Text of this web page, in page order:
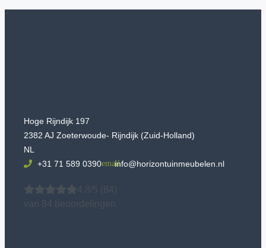
Hoge Rijndijk 197
2382 AJ Zoeterwoude- Rijndijk (Zuid-Holland)
NL
+31 71 589 0390
info@horizontuinmeubelen.nl
4.8/5
(84)
van 84 beoordelingen